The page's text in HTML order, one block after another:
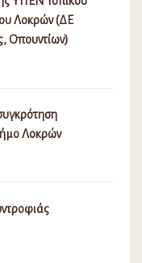
Λοκρών (ΔΕ
Οπουντίων)
Λοκρών